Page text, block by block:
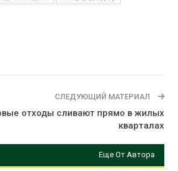
СЛЕДУЮЩИЙ МАТЕРИАЛ
отходы сливают прямо в жилых
кварталах
Еще От Автора